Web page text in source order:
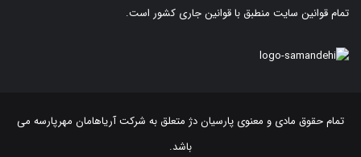
تمام قوانین سایت منطبق با قوانین جاری کشور است.
تمام حقوق مادی و معنوی پارسیان دژ متعلق به شرکت آریاهامان مهرپارسه می
باشد.